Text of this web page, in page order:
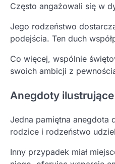
Często angażowali się w
Jego rodzeństwo
podejścia. Ten duch
Co więcej, wspólnie
swoich ambicji z
Anegdoty
Jedna pamiętna anegdota
rodzice i rodzeństwo
Inny przypadek miał